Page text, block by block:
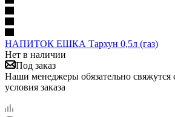
НАПИТОК ЕШКА Тархун 0,5л (газ)
Нет в наличии
Под заказ
Наши менеджеры обязательно свяжутся
условия заказа